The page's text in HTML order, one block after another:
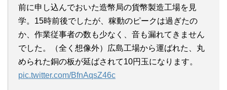
前に申し込んでおいた造幣局の貨幣製造工場を見
学。15時前後でしたが、稼動のピークは過ぎたの
か、作業従事者の数も少なく、音も漏れてきません
でした。（全く想像外）広島工場から運ばれた、丸
められた銅の板が延ばされて10円玉になります。
pic.twitter.com/BfnAqsZ46c